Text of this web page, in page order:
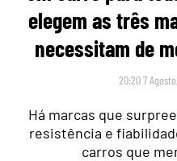
elegem as três
necessitam de
20:20 7
Há marcas que
resistência e
carros que